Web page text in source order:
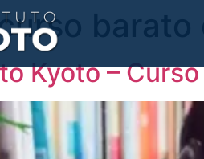
barato
Kyoto –